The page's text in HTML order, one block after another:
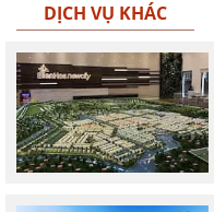
DỊCH VỤ KHÁC